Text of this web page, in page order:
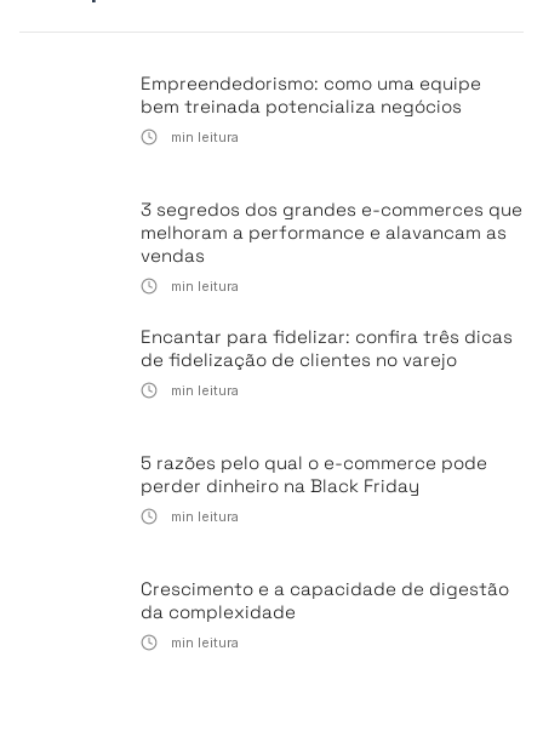
Empreendedorismo: como uma equipe
bem treinada potencializa negócios
min leitura
3 segredos dos grandes e-commerces que
melhoram a performance e alavancam as
vendas
min leitura
Encantar para fidelizar: confira três dicas
de fidelização de clientes no varejo
min leitura
5 razões pelo qual o e-commerce pode
perder dinheiro na Black Friday
min leitura
Crescimento e a capacidade de digestão
da complexidade
min leitura